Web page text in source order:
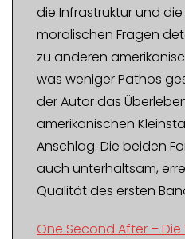
die Infrastruktur und
moralischen Fragen
zu anderen
was weniger Pathos
der Autor das
amerikanischen
Anschlag. Die beiden
auch unterhaltsam,
Qualität des ersten
One Second After –